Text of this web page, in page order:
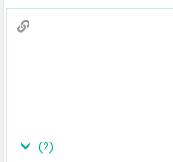
(
2
)